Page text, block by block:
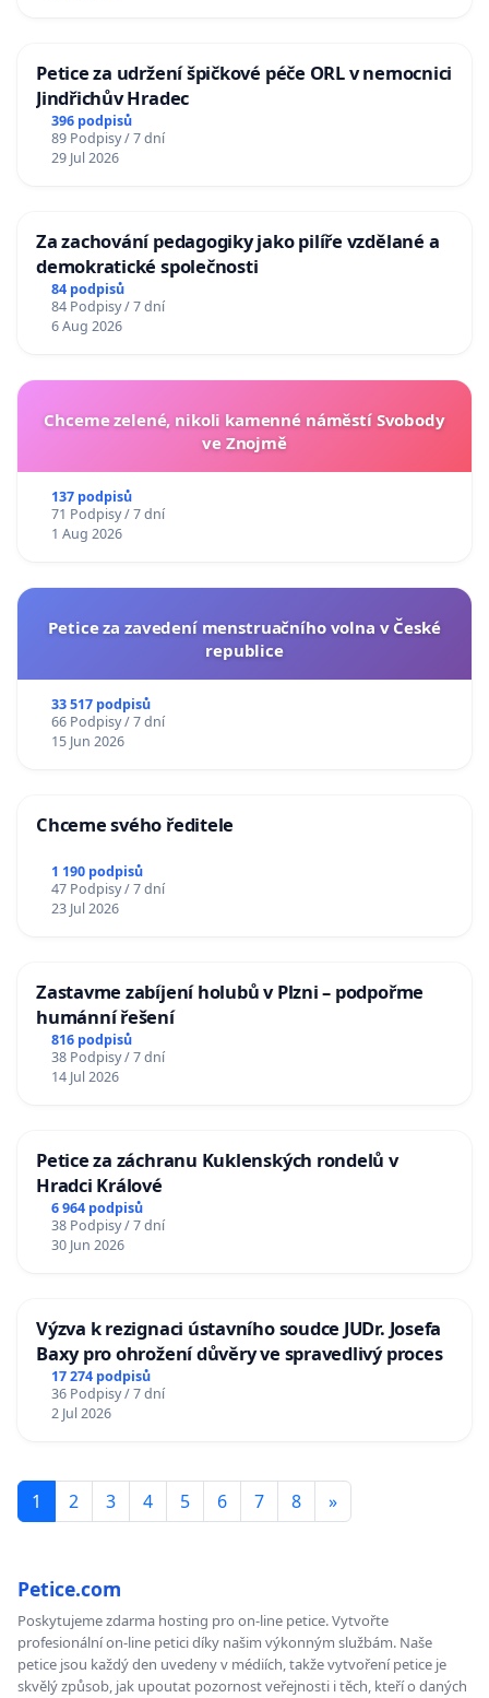
Petice za udržení špičkové péče ORL v nemocnici
Jindřichův Hradec
396 podpisů
89 Podpisy / 7 dní
29 Jul 2026
Za zachování pedagogiky jako pilíře vzdělané a
demokratické společnosti
84 podpisů
84 Podpisy / 7 dní
6 Aug 2026
Chceme zelené, nikoli kamenné náměstí Svobody
ve Znojmě
137 podpisů
71 Podpisy / 7 dní
1 Aug 2026
Petice za zavedení menstruačního volna v České
republice
33 517 podpisů
66 Podpisy / 7 dní
15 Jun 2026
Chceme svého ředitele
1 190 podpisů
47 Podpisy / 7 dní
23 Jul 2026
Zastavme zabíjení holubů v Plzni – podpořme
humánní řešení
816 podpisů
38 Podpisy / 7 dní
14 Jul 2026
Petice za záchranu Kuklenských rondelů v
Hradci Králové
6 964 podpisů
38 Podpisy / 7 dní
30 Jun 2026
Výzva k rezignaci ústavního soudce JUDr. Josefa
Baxy pro ohrožení důvěry ve spravedlivý proces
17 274 podpisů
36 Podpisy / 7 dní
2 Jul 2026
1 2 3 4 5 6 7 8 »
Petice.com
Poskytujeme zdarma hosting pro on-line petice. Vytvořte
profesionální on-line petici díky našim výkonným službám. Naše
petice jsou každý den uvedeny v médiích, takže vytvoření petice je
skvělý způsob, jak upoutat pozornost veřejnosti i těch, kteří o daných